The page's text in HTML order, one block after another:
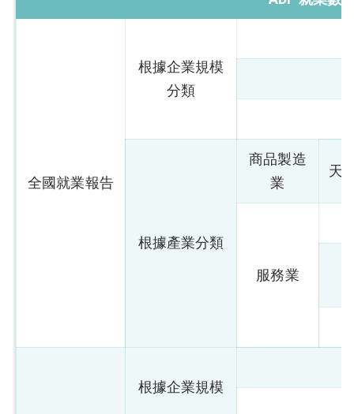
全國就業報告
根據企業規模
分類
根據產業分類
商品製造
業
天
服務業
根據企業規模